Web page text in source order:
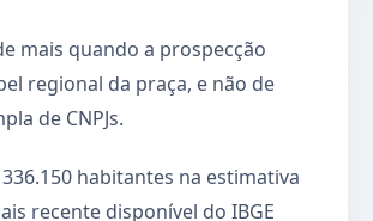
mais quando a prospecção
regional da praça, e não de
de CNPJs.
habitantes na estimativa
recente disponível do IBGE